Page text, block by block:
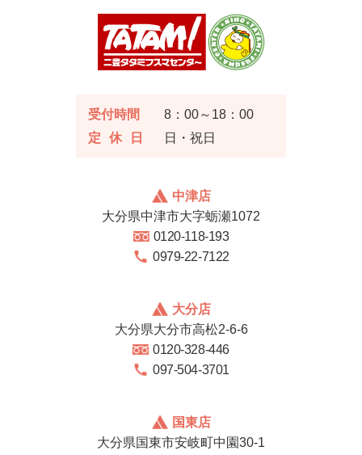
受付時間
8：00～18：00
定休日
日・祝日
中津店
大分県中津市大字蛎瀬1072
0120-118-193
0979-22-7122
大分店
大分県大分市高松2-6-6
0120-328-446
097-504-3701
国東店
大分県国東市安岐町中園30-1